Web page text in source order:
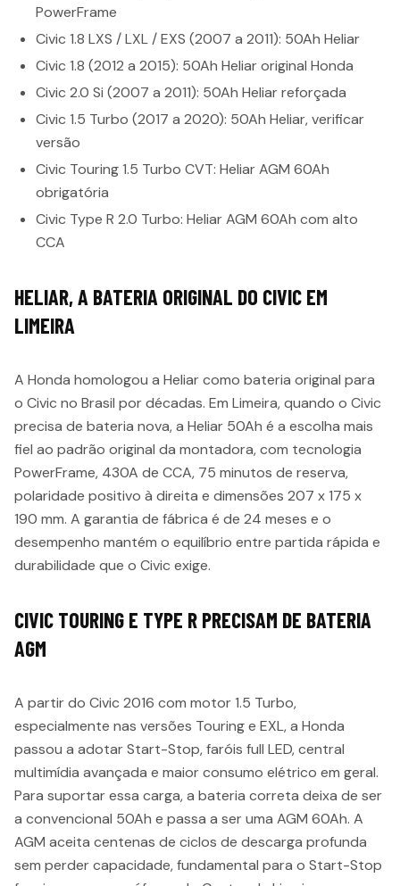
PowerFrame
Civic 1.8 LXS / LXL / EXS (2007 a 2011): 50Ah Heliar
Civic 1.8 (2012 a 2015): 50Ah Heliar original Honda
Civic 2.0 Si (2007 a 2011): 50Ah Heliar reforçada
Civic 1.5 Turbo (2017 a 2020): 50Ah Heliar, verificar
versão
Civic Touring 1.5 Turbo CVT: Heliar AGM 60Ah
obrigatória
Civic Type R 2.0 Turbo: Heliar AGM 60Ah com alto
CCA
HELIAR, A BATERIA ORIGINAL DO CIVIC EM
LIMEIRA
A Honda homologou a Heliar como bateria original para
o Civic no Brasil por décadas. Em Limeira, quando o Civic
precisa de bateria nova, a Heliar 50Ah é a escolha mais
fiel ao padrão original da montadora, com tecnologia
PowerFrame, 430A de CCA, 75 minutos de reserva,
polaridade positivo à direita e dimensões 207 x 175 x
190 mm. A garantia de fábrica é de 24 meses e o
desempenho mantém o equilíbrio entre partida rápida e
durabilidade que o Civic exige.
CIVIC TOURING E TYPE R PRECISAM DE BATERIA
AGM
A partir do Civic 2016 com motor 1.5 Turbo,
especialmente nas versões Touring e EXL, a Honda
passou a adotar Start-Stop, faróis full LED, central
multimídia avançada e maior consumo elétrico em geral.
Para suportar essa carga, a bateria correta deixa de ser
a convencional 50Ah e passa a ser uma AGM 60Ah. A
AGM aceita centenas de ciclos de descarga profunda
sem perder capacidade, fundamental para o Start-Stop